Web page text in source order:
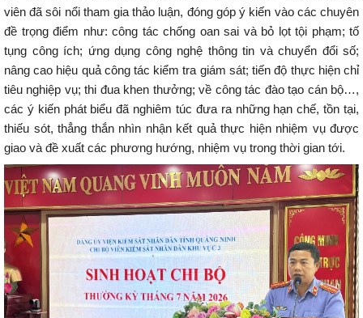
viên đã sôi nổi tham gia thảo luận, đóng góp ý kiến vào các chuyên
đề trọng điểm như: công tác chống oan sai và bỏ lọt tội phạm; tố
tụng công ích; ứng dụng công nghệ thông tin và chuyển đổi số;
nâng cao hiệu quả công tác kiểm tra giám sát; tiến độ thực hiện chỉ
tiêu nghiệp vụ; thi đua khen thưởng; về công tác đào tạo cán bộ…,
các ý kiến phát biểu đã nghiêm túc đưa ra những hạn chế, tồn tại,
thiếu sót, thẳng thắn nhìn nhận kết quả thực hiện nhiệm vụ được
giao và đề xuất các phương hướng, nhiệm vụ trong thời gian tới.